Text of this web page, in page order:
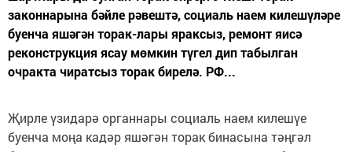
законнарына бәйле рәвештә, социаль наем килешүләре
буенча яшәгән торак-лары яраксыз, ремонт яисә
реконструкция ясау мөмкин түгел дип табылган
очракта чиратсыз торак бирелә. РФ...
Җирле үзидарә органнары социаль наем килешүе
буенча моңа кадәр яшәгән торак бинасына тәңгәл